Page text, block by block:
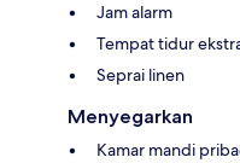
Jam alarm
Tempat tidur
Seprai linen
Menyegarkan
Kamar mandi